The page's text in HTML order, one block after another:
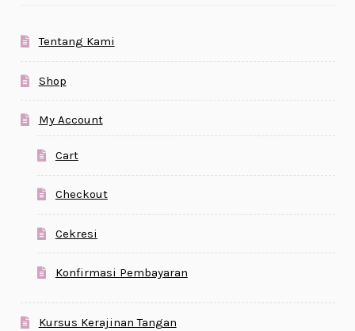
Tentang Kami
Shop
My Account
Cart
Checkout
Cekresi
Konfirmasi Pembayaran
Kursus Kerajinan Tangan